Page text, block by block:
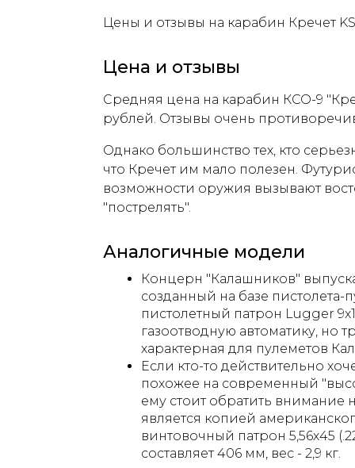
Цены и отзывы на карабин Кречет
Цена и отзывы
Средняя цена на карабин КСО-9
рублей. Отзывы очень
Однако большинство тех, кто
что Кречет им мало полезен.
возможности оружия вызывают
"пострелять".
Аналогичные модели
Концерн "Калашников"
созданный на базе пистолета-
пистолетный патрон Lugger
газоотводную автоматику, но
характерная для пулеметов
Если кто-то действительно
похожее на современный
ему стоит обратить внимание
является копией
винтовочный патрон 5,56х45
составляет 406 мм, вес - 2,9 кг.